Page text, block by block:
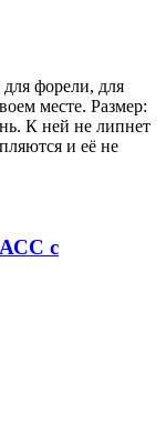
форели, для
месте. Размер:
К ней не липнет
и её не
с